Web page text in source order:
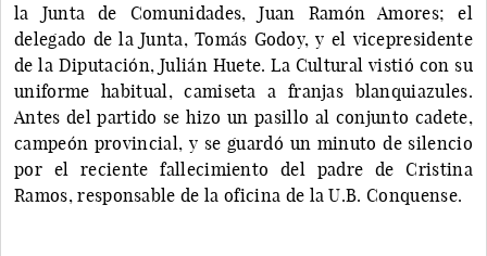
la Junta de Comunidades, Juan Ramón Amores; el
delegado de la Junta, Tomás Godoy, y el vicepresidente
de la Diputación, Julián Huete. La Cultural vistió con su
uniforme habitual, camiseta a franjas blanquiazules.
Antes del partido se hizo un pasillo al conjunto cadete,
campeón provincial, y se guardó un minuto de silencio
por el reciente fallecimiento del padre de Cristina
Ramos, responsable de la oficina de la U.B. Conquense.